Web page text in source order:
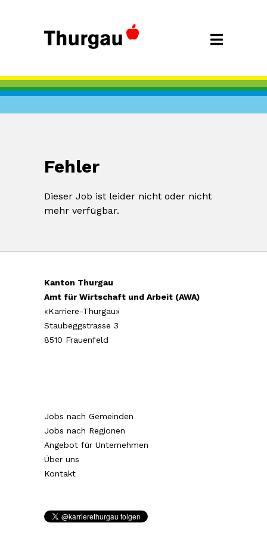
Fehler
Dieser Job ist leider nicht oder nicht
mehr verfügbar.
Kanton Thurgau
Amt für Wirtschaft und Arbeit (AWA)
«Karriere-Thurgau»
Staubeggstrasse 3
8510 Frauenfeld
Jobs nach Gemeinden
Jobs nach Regionen
Angebot für Unternehmen
Über uns
Kontakt